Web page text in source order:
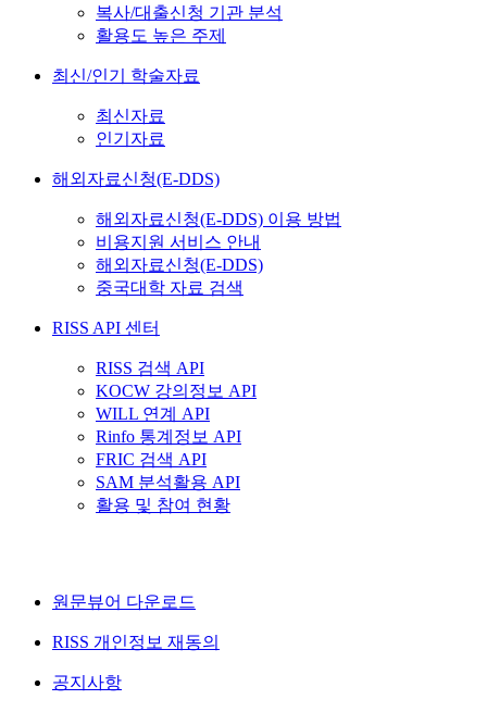
복사/대출신청 기관 분석
활용도 높은 주제
최신/인기 학술자료
최신자료
인기자료
해외자료신청(E-DDS)
해외자료신청(E-DDS) 이용 방법
비용지원 서비스 안내
해외자료신청(E-DDS)
중국대학 자료 검색
RISS API 센터
RISS 검색 API
KOCW 강의정보 API
WILL 연계 API
Rinfo 통계정보 API
FRIC 검색 API
SAM 분석활용 API
활용 및 참여 현황
원문뷰어 다운로드
RISS 개인정보 재동의
공지사항